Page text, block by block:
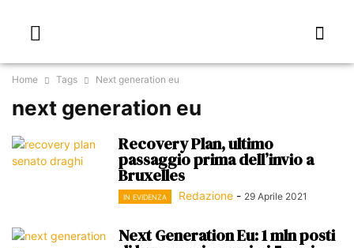
Home Tags Next generation eu
next generation eu
Recovery Plan, ultimo
passaggio prima dell’invio a
Bruxelles
IN EVIDENZA Redazione - 29 Aprile 2021
Next Generation Eu: 1 mln posti